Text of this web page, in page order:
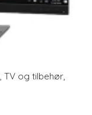
TV og tilbehør